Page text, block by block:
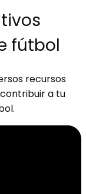
fútbol
recursos
a tu